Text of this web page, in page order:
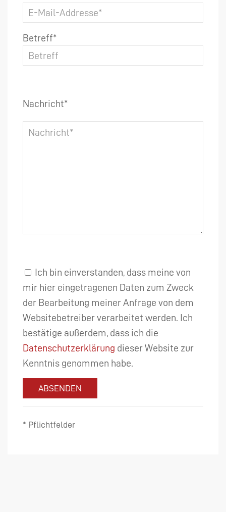
Betreff*
Nachricht*
Ich bin einverstanden, dass meine von
mir hier eingetragenen Daten zum Zweck
der Bearbeitung meiner Anfrage von dem
Websitebetreiber verarbeitet werden. Ich
bestätige außerdem, dass ich die
Datenschutzerklärung dieser Website zur
Kenntnis genommen habe.
ABSENDEN
* Pflichtfelder